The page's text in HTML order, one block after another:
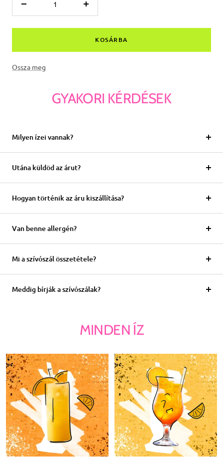
Csökkentse
Növelje
KOSÁRBA
Ossza meg
GYAKORI KÉRDÉSEK
Milyen ízei vannak?
Utána küldöd az árut?
Hogyan történik az áru kiszállítása?
Van benne allergén?
Mi a szívószál összetétele?
Meddig bírják a szívószálak?
MINDEN ÍZ